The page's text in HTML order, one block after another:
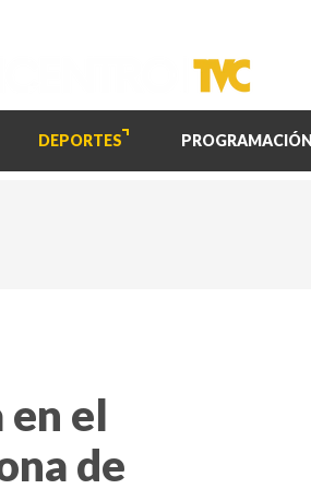
DEPORTES PROGRAMACIÓN
en el
de